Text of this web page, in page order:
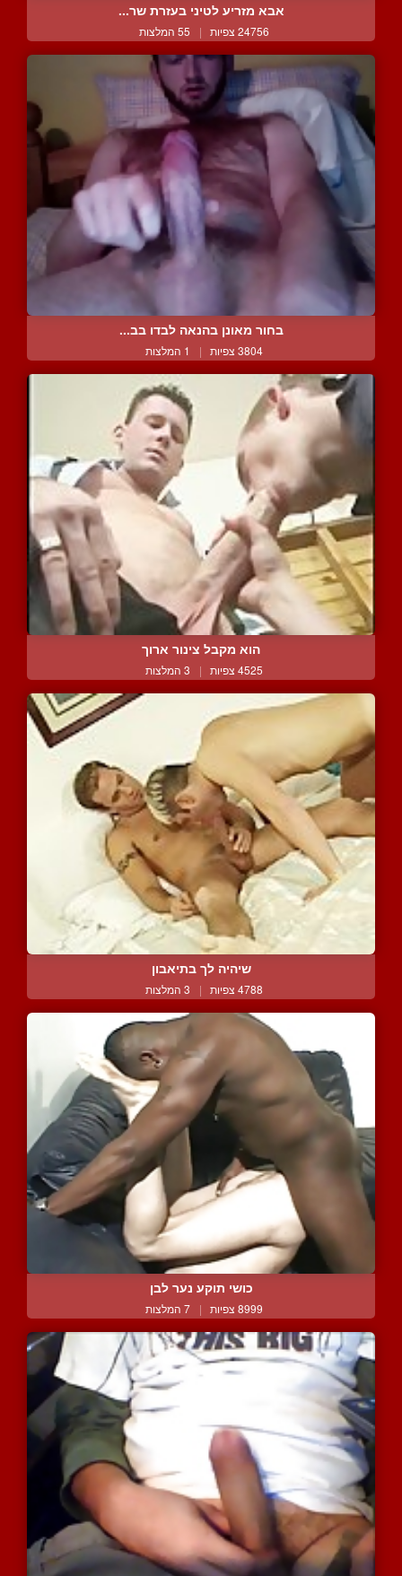
אבא מזריע לטיני בעזרת שר...
24756 צפיות | 55 המלצות
בחור מאונן בהנאה לבדו בב...
3804 צפיות | 1 המלצות
הוא מקבל צינור ארוך
4525 צפיות | 3 המלצות
שיהיה לך בתיאבון
4788 צפיות | 3 המלצות
כושי תוקע נער לבן
8999 צפיות | 7 המלצות